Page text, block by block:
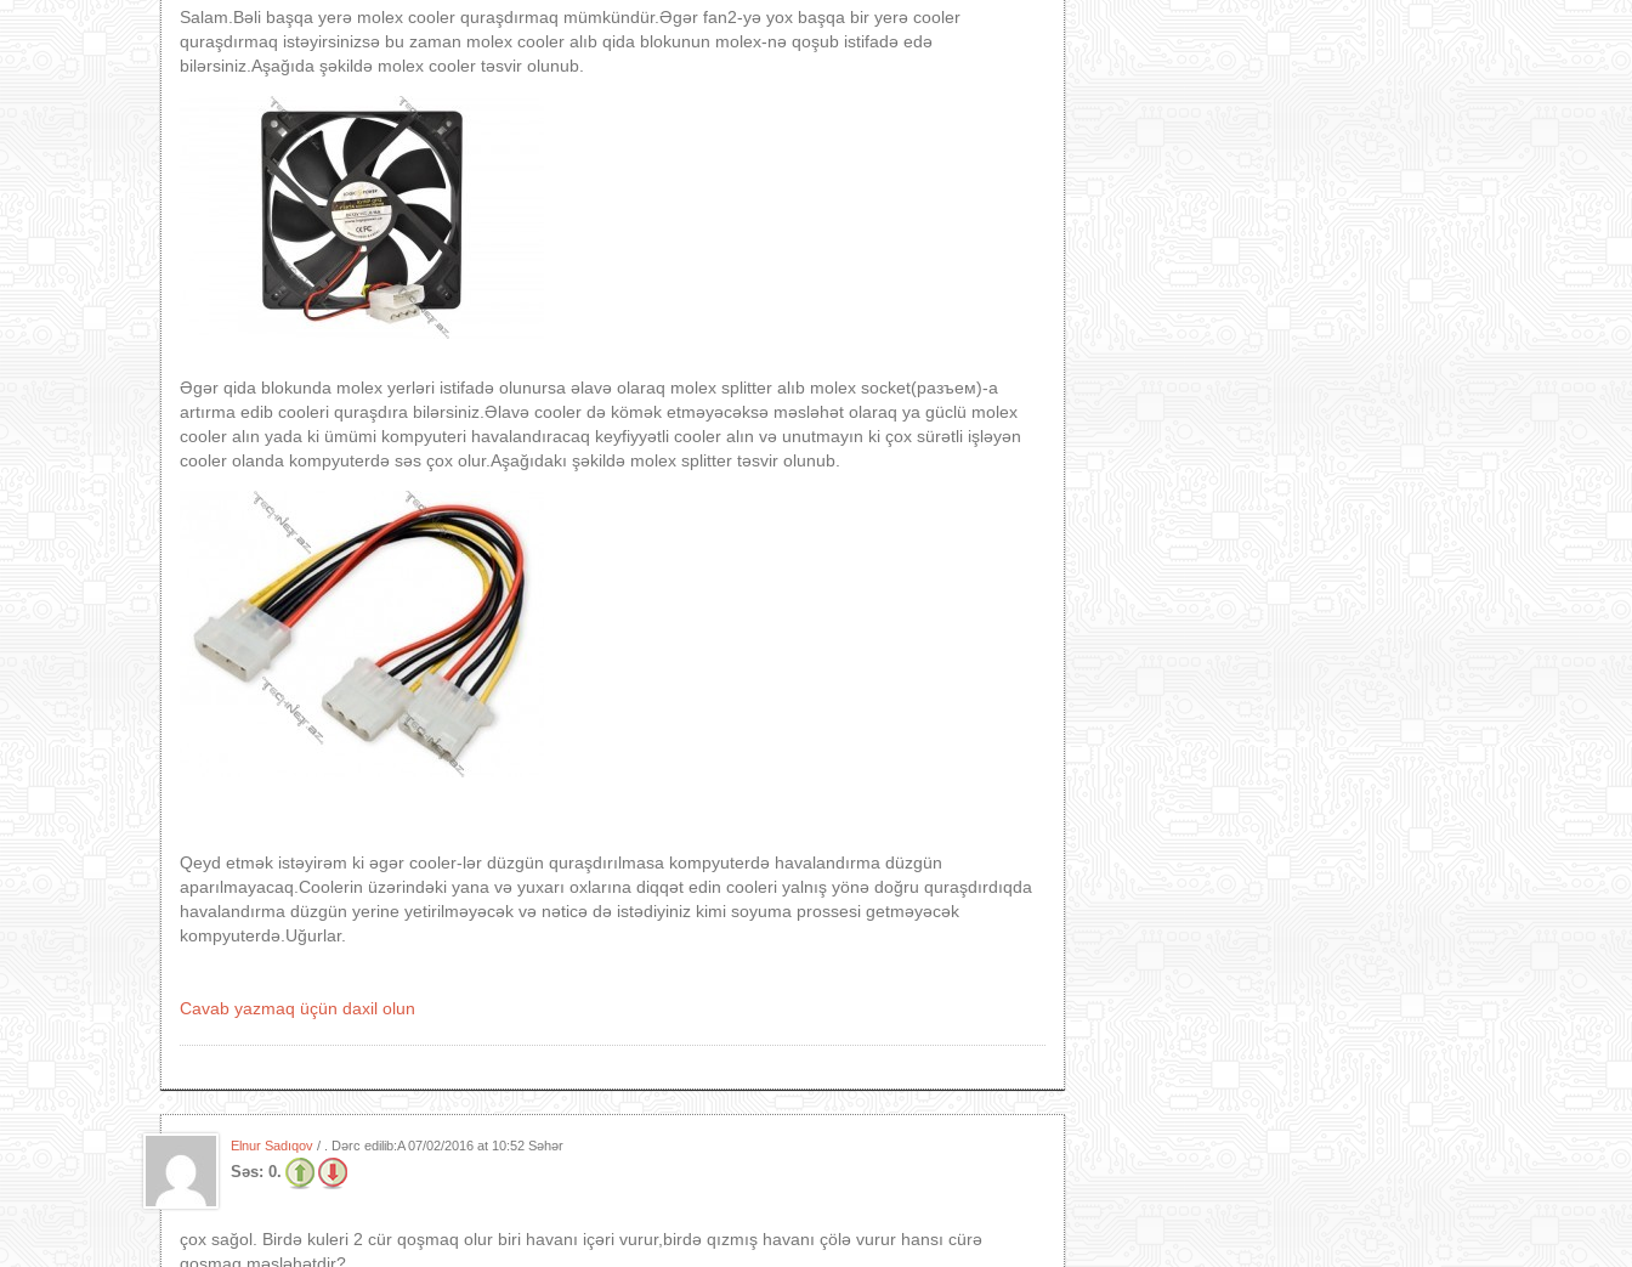
Salam.Bəli başqa yerə molex cooler quraşdırmaq mümkündür.Əgər fan2-yə yox başqa bir yerə cooler
quraşdırmaq istəyirsinizsə bu zaman molex cooler alıb qida blokunun molex-nə qoşub istifadə edə
bilərsiniz.Aşağıda şəkildə molex cooler təsvir olunub.
Əgər qida blokunda molex yerləri istifadə olunursa əlavə olaraq molex splitter alıb molex socket(разъем)-a
artırma edib cooleri quraşdıra bilərsiniz.Əlavə cooler də kömək etməyəcəksə məsləhət olaraq ya güclü molex
cooler alın yada ki ümümi kompyuteri havalandıracaq keyfiyyətli cooler alın və unutmayın ki çox sürətli işləyən
cooler olanda kompyuterdə səs çox olur.Aşağıdakı şəkildə molex splitter təsvir olunub.
Qeyd etmək istəyirəm ki əgər cooler-lər düzgün quraşdırılmasa kompyuterdə havalandırma düzgün
aparılmayacaq.Coolerin üzərindəki yana və yuxarı oxlarına diqqət edin cooleri yalnış yönə doğru quraşdırdıqda
havalandırma düzgün yerine yetirilməyəcək və nəticə də istədiyiniz kimi soyuma prossesi getməyəcək
kompyuterdə.Uğurlar.
Cavab yazmaq üçün daxil olun
Elnur Sadıqov / . Dərc edilib:A07/02/2016 at 10:52 Səhər
Səs: 0.
çox sağol. Birdə kuleri 2 cür qoşmaq olur biri havanı içəri vurur,birdə qızmış havanı çölə vurur hansı cürə